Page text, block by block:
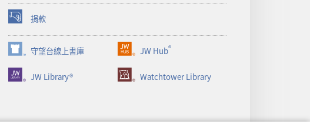
捐款
（開
啟
新
視
窗）
守望台線上書庫
（開
啟
新
JW Hub®
（開
啟
新
JW Library® Watchtower Library